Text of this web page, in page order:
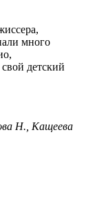
много
детский
Н., Кащеева